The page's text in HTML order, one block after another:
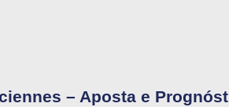
– Aposta e